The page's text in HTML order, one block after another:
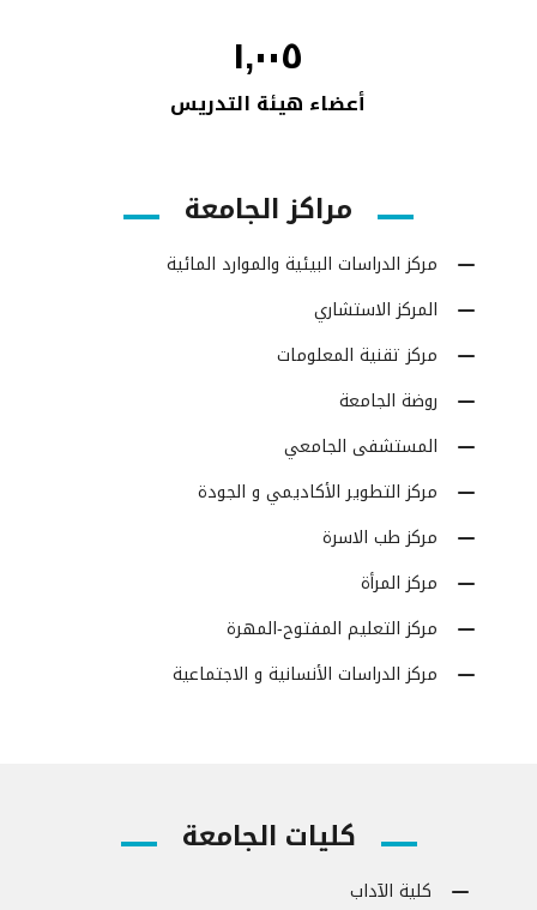
١,٠٠٥
أعضاء هيئة التدريس
مراكز الجامعة
مركز الدراسات البيئية والموارد المائية
المركز الاستشاري
مركز تقنية المعلومات
روضة الجامعة
المستشفى الجامعي
مركز التطوير الأكاديمي و الجودة
مركز طب الاسرة
مركز المرأة
مركز التعليم المفتوح-المهرة
مركز الدراسات الأنسانية و الاجتماعية
كليات الجامعة
كلية الآداب